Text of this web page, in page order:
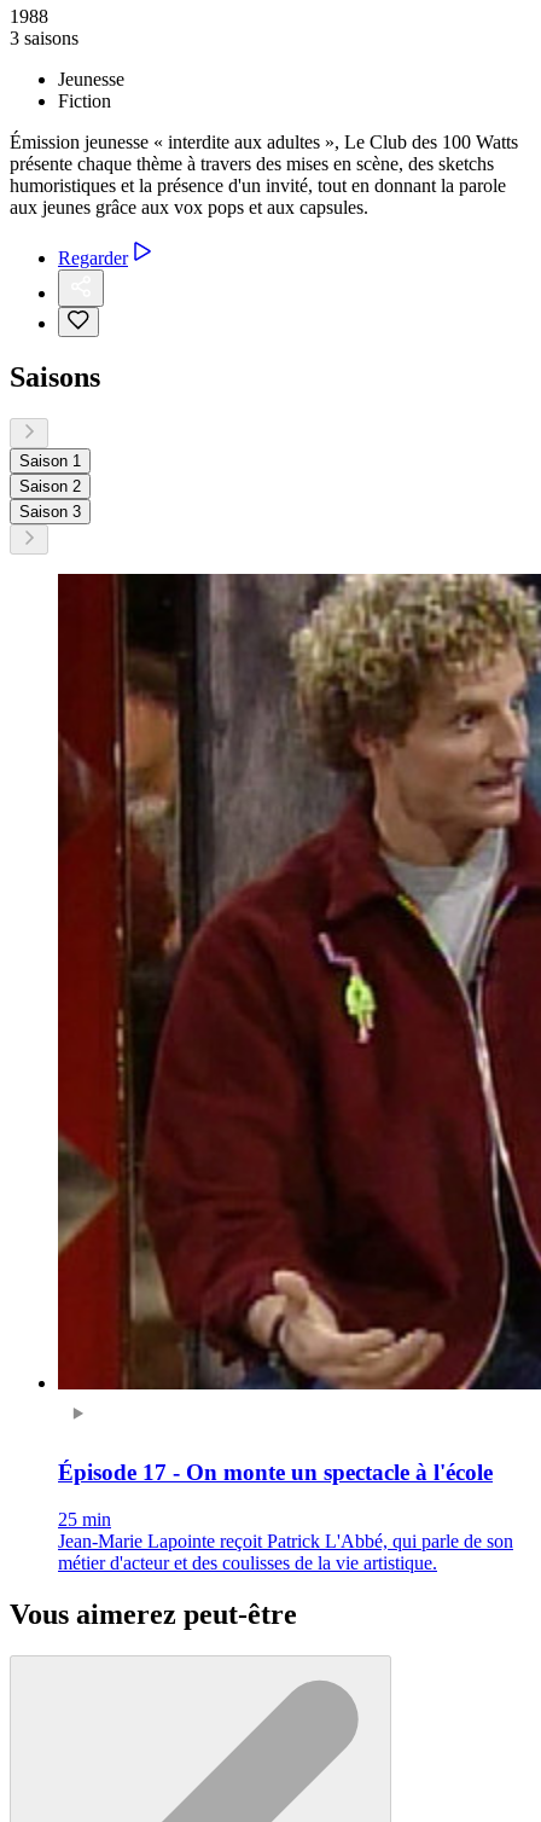
1988
3 saisons
Jeunesse
Fiction
Émission jeunesse « interdite aux adultes », Le Club des 100 Watts
présente chaque thème à travers des mises en scène, des sketchs
humoristiques et la présence d'un invité, tout en donnant la parole
aux jeunes grâce aux vox pops et aux capsules.
Regarder
Saisons
Saison 1
Saison 2
Saison 3
Épisode 17 - On monte un spectacle à l'école
25 min
Jean-Marie Lapointe reçoit Patrick L'Abbé, qui parle de son
métier d'acteur et des coulisses de la vie artistique.
Vous aimerez peut-être